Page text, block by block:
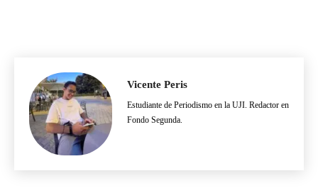
Vicente Peris
Estudiante de Periodismo en la UJI. Redactor en
Fondo Segunda.